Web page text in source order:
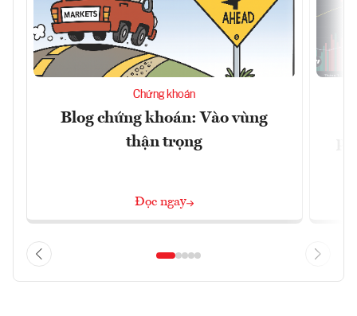
Chứng khoán
Blog chứng khoán: Vào vùng
thận trọng
Đọc ngay